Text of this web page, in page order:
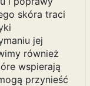
skóra traci
jej
również
wspierają
przynieść